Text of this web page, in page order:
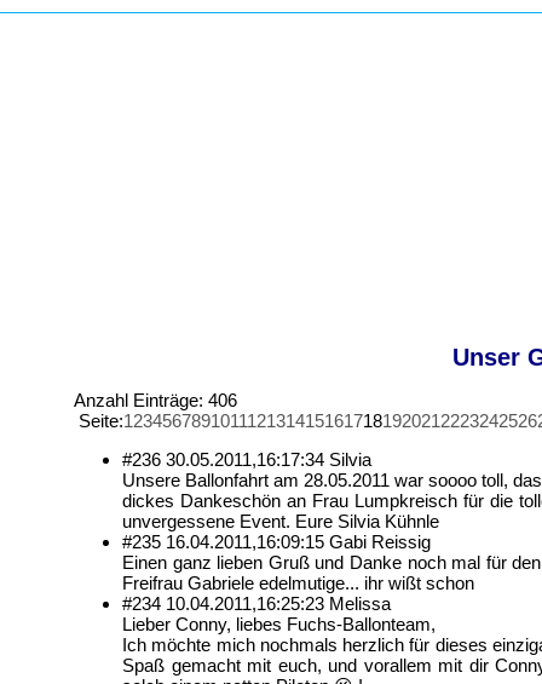
Unser
Anzahl Einträge: 406
Seite:1234567891011121314151617181920212223242526
#236 30.05.2011,16:17:34 Silvia
Unsere Ballonfahrt am 28.05.2011 war soooo toll,
dickes Dankeschön an Frau Lumpkreisch für die
unvergessene Event. Eure Silvia Kühnle
#235 16.04.2011,16:09:15 Gabi Reissig
Einen ganz lieben Gruß und Danke noch mal für
Freifrau Gabriele edelmutige... ihr wißt schon
#234 10.04.2011,16:25:23 Melissa
Lieber Conny, liebes Fuchs-Ballonteam,
Ich möchte mich nochmals herzlich für dieses
Spaß gemacht mit euch, und vorallem mit dir